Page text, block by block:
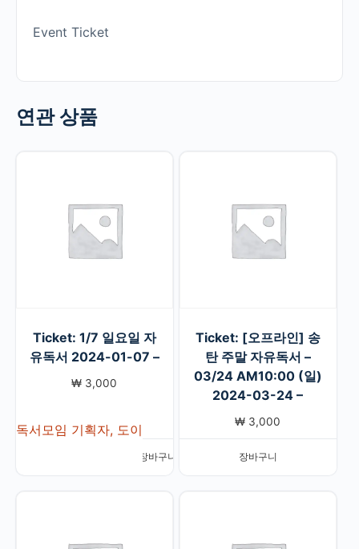
Event Ticket
연관 상품
Ticket: 1/7 일요일 자
유독서 2024-01-07 –
₩ 3,000
독서모임 기획자, 도이
장바구니
Ticket: [오프라인] 송
탄 주말 자유독서 –
03/24 AM10:00 (일)
2024-03-24 –
₩ 3,000
장바구니